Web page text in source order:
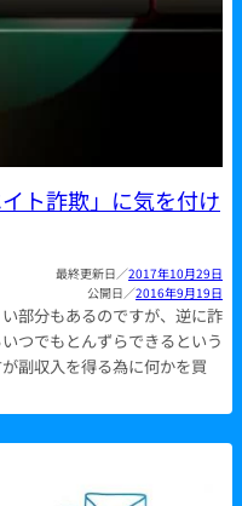
ト詐欺」に気を付け
2017年10月29日
2016年9月19日
部分もあるのですが、逆に詐
つでもとんずらできるという
副収入を得る為に何かを買